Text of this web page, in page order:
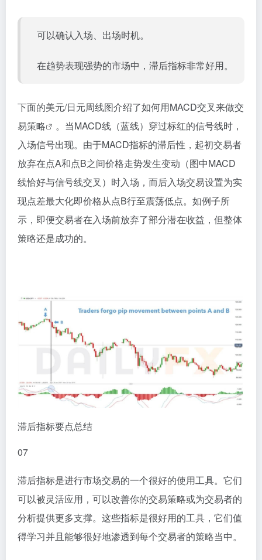
可以确认入场、出场时机。
在趋势表现强势的市场中，滞后指标非常好用。
下面的美元/日元周线图介绍了如何用MACD交叉来做交
易策略
。当MACD线（蓝线）穿过标红的信号线时，
入场信号出现。由于MACD指标的滞后性，起初交易者
放弃在点A和点B之间价格走势发生变动（图中MACD
线恰好与信号线交叉）时入场，而后入场交易设置为实
现点差最大化即价格从点B行至震荡低点。如例子所
示，即便交易者在入场前放弃了部分潜在收益，但整体
策略还是成功的。
滞后指标要点总结
07
滞后指标是进行市场交易的一个很好的使用工具。它们
可以被灵活应用，可以改善你的交易策略或为交易者的
分析提供更多支撑。这些指标是很好用的工具，它们值
得学习并且能够很好地渗透到每个交易者的策略当中。